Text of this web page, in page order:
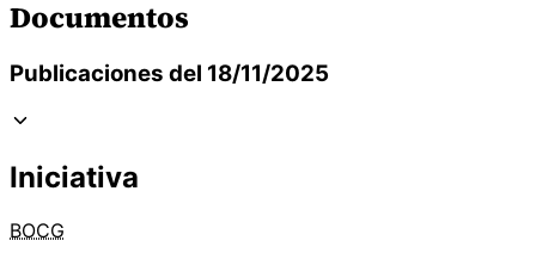
Documentos
Publicaciones del 18/11/2025
Iniciativa
BOCG